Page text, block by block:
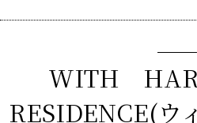
WITH
RESIDENCE(ウ